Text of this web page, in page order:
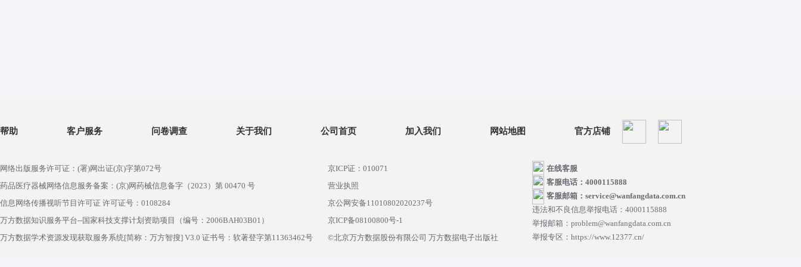
帮助 客户服务 问卷调查 关于我们 公司首页 加入我们 网站地图 官方店铺
网络出版服务许可证：(署)网出证(京)字第072号
药品医疗器械网络信息服务备案：(京)网药械信息备字（2023）第 00470 号
信息网络传播视听节目许可证 许可证号：0108284
万方数据知识服务平台--国家科技支撑计划资助项目（编号：2006BAH03B01）
万方数据学术资源发现获取服务系统[简称：万方智搜] V3.0 证书号：软著登字第11363462号
京ICP证：010071
营业执照
京公网安备11010802020237号
京ICP备08100800号-1
©北京万方数据股份有限公司 万方数据电子出版社
在线客服
客服电话：4000115888
客服邮箱：service@wanfangdata.com.cn
违法和不良信息举报电话：4000115888
举报邮箱：problem@wanfangdata.com.cn
举报专区：https://www.12377.cn/